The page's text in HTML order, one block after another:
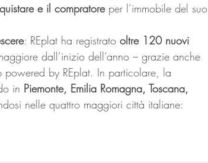
e il compratore per l’immobile del suo
: REplat ha registrato oltre 120 nuovi
dall’inizio dell’anno – grazie anche
by REplat. In particolare, la
in Piemonte, Emilia Romagna, Toscana,
nelle quattro maggiori città italiane: